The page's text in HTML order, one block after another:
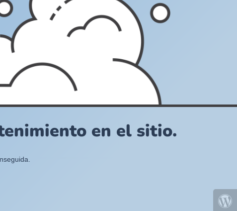
en el sitio.